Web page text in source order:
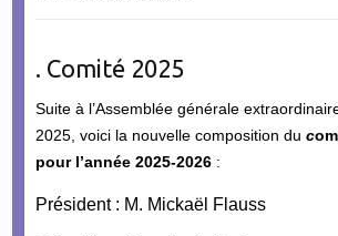
. Comité 2025
Suite à l’Assemblée générale
2025, voici la nouvelle composition du c
pour l’année 2025-2026 :
Président : M. Mickaël Flauss